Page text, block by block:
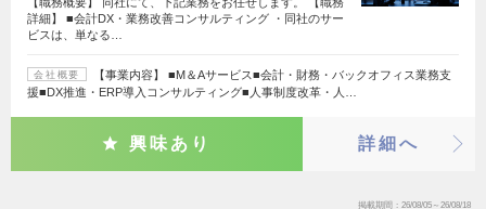
詳細】 ■会計DX・業務改善コンサルティング ・同社のサー
ビスは、単なる…
会社概要
【事業内容】 ■M＆Aサービス■会計・財務・バックオフィス業務支
援■DX推進・ERP導入コンサルティング■人事制度改革・人…
興味あり 詳細へ
掲載期間 26/08/05～26/08/18